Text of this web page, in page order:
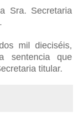
Sra. Secretaria
mil dieciséis,
sentencia que
titular.